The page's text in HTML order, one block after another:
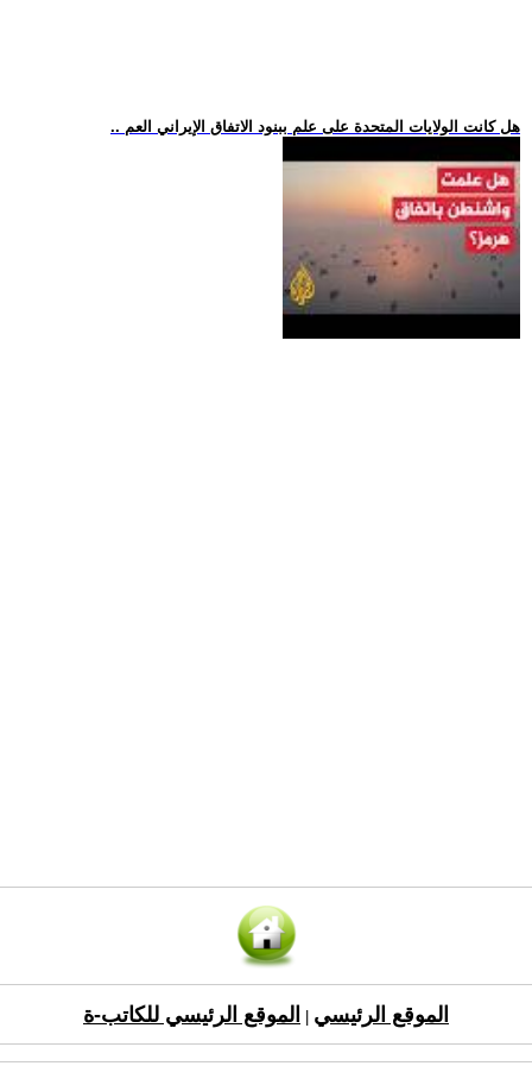
.. هل كانت الولايات المتحدة على علم ببنود الاتفاق الإيراني العم
الموقع الرئيسي الموقع الرئيسي للكاتب-ة